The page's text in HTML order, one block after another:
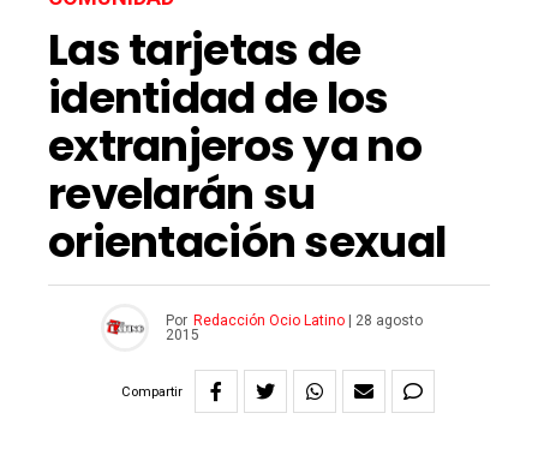
Las tarjetas de
identidad de los
extranjeros ya no
revelarán su
orientación sexual
Por Redacción Ocio Latino|
28 agosto
2015
Compartir